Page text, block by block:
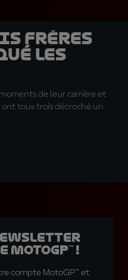
frères
les
de leur carrière et
tous trois décroché un
!
compte MotoGP™ et